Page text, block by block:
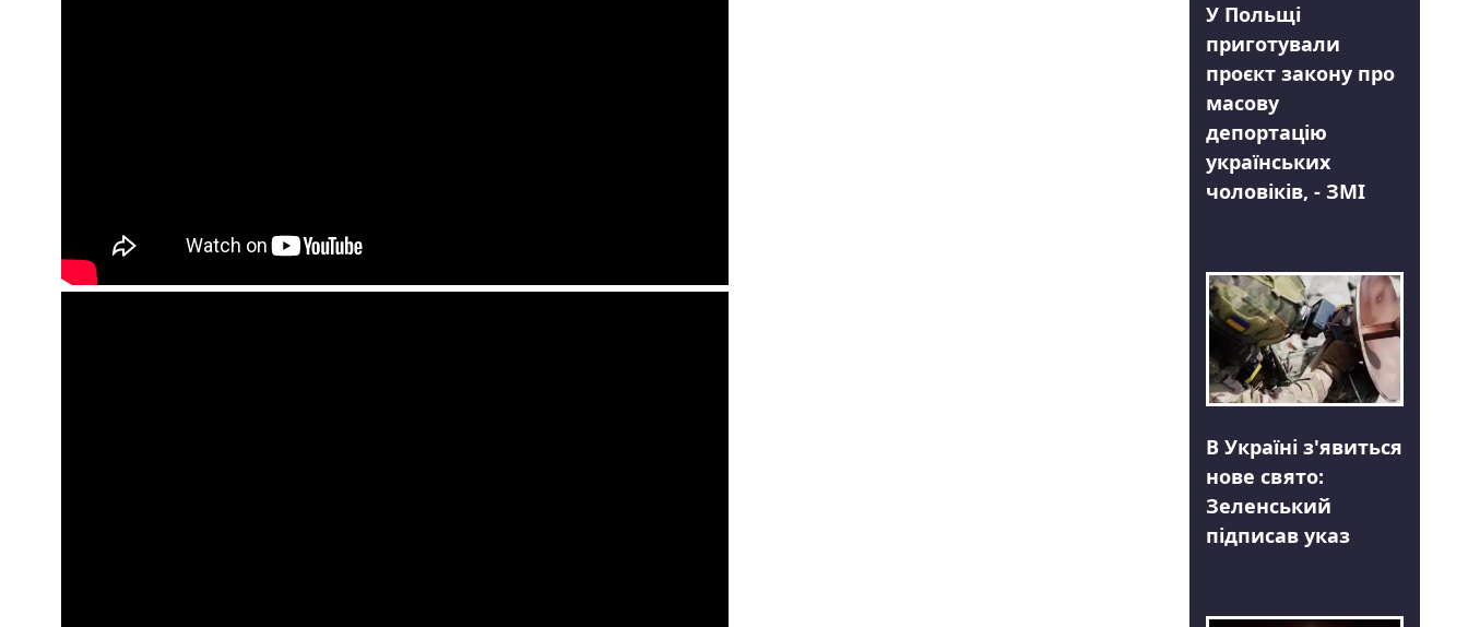
У Польщі
приготували
проєкт закону про
масову
депортацію
українських
чоловіків, - ЗМІ
В Україні з'явиться
нове свято:
Зеленський
підписав указ